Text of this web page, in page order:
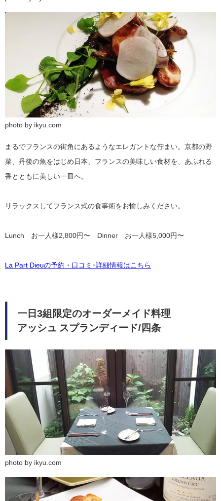
photo by ikyu.com
まるでフランスの街角にあるようなエレガントな佇まい。京都の野
菜、丹後の魚をはじめ日本、フランスの美味しい食材を、あふれる
香とともに美しい一皿へ。
リラックスしてフランス式の食事術をお愉しみください。
Lunch お一人様2,800円〜 Dinner お一人様5,000円〜
La Part Dieuの予約・口コミ･詳細情報はこちら
一日3組限定のオーダーメイド料理
アッシュ スプランディード/四条
photo by ikyu.com